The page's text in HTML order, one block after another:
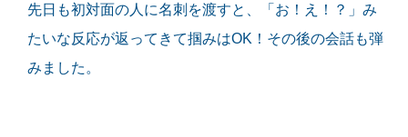
先日も初対面の人に名刺を渡すと、「お！え！？」み
たいな反応が返ってきて掴みはOK！その後の会話も弾
みました。